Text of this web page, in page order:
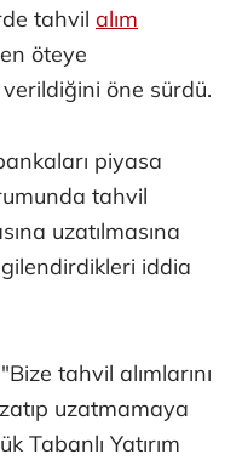
tahvil alım
öteye
öne sürdü.
piyasa
tahvil
uzatılmasına
iddia
tahvil alımlarını
uzatmamaya
Tabanlı Yatırım